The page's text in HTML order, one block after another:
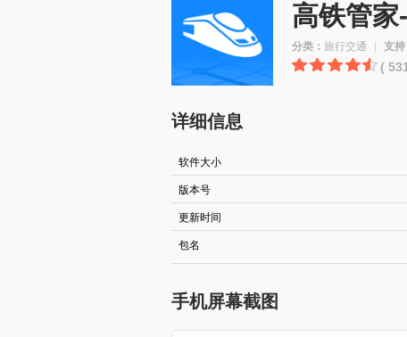
高铁管
分类： 旅行交通 支持
(
详细信息
软件大小
版本号
更新时间
包名
手机屏幕截图